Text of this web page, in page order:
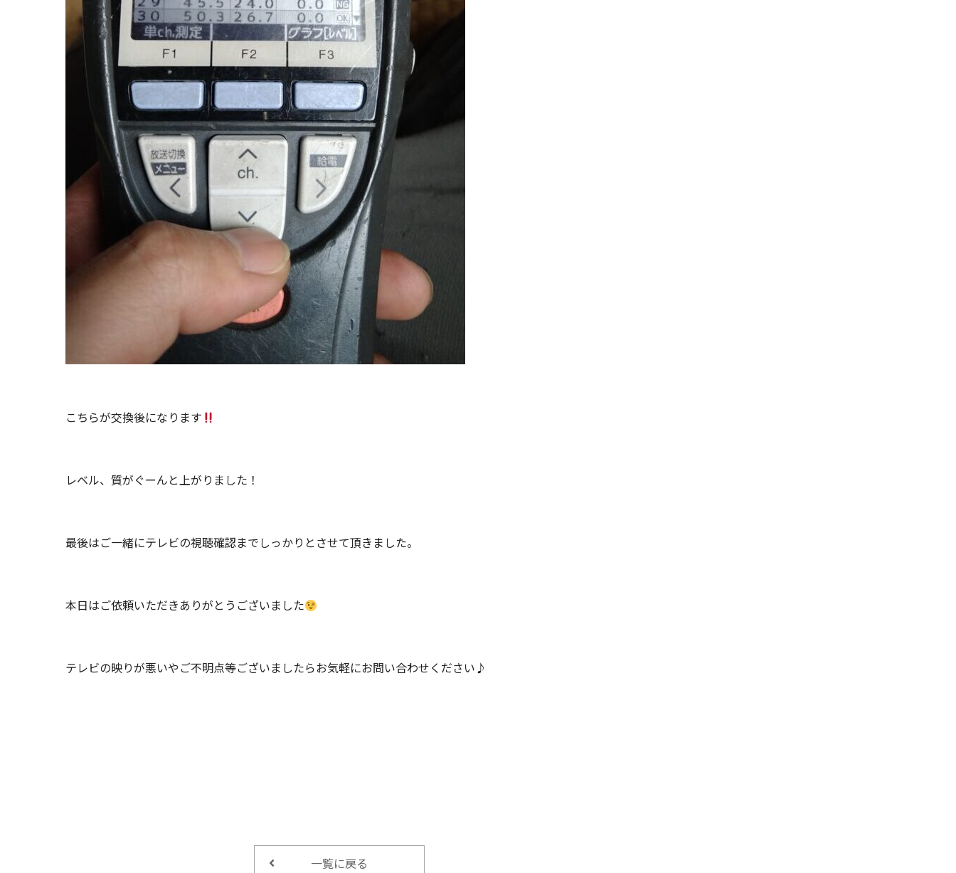
こちらが交換後になります
レベル、質がぐーんと上がりました！
最後はご一緒にテレビの視聴確認までしっかりとさせて頂きました。
本日はご依頼いただきありがとうございました
テレビの映りが悪いやご不明点等ございましたらお気軽にお問い合わせください♪
一覧に戻る